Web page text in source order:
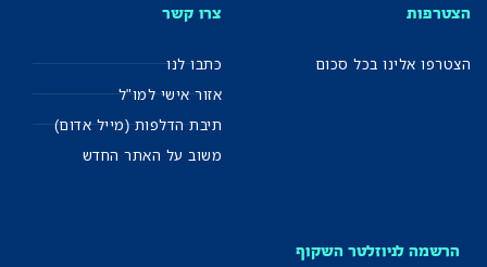
הצטרפות
הצטרפו אלינו בכל סכום
צרו קשר
כתבו לנו
אזור אישי למו"ל
תיבת הדלפות (מייל אדום)
משוב על האתר החדש
הרשמה לניוזלטר השקוף